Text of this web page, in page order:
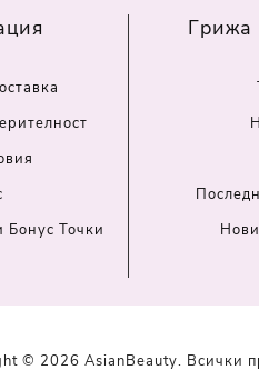
Точки
Грижа
© 2026 AsianBeauty. Всички